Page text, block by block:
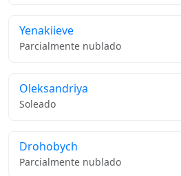
Yenakiieve
Parcialmente nublado
Oleksandriya
Soleado
Drohobych
Parcialmente nublado